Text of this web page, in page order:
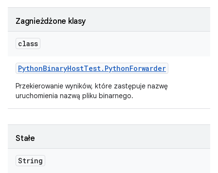
Zagnieżdżone klasy
class
PythonBinaryHostTest. PythonForwarder
Przekierowanie wyników, które zastępuje nazwę
uruchomienia nazwą pliku binarnego.
Stałe
String